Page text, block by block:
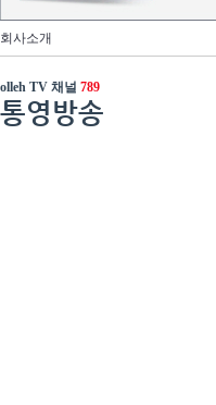
회사소개
olleh TV 채널 789
통영방송